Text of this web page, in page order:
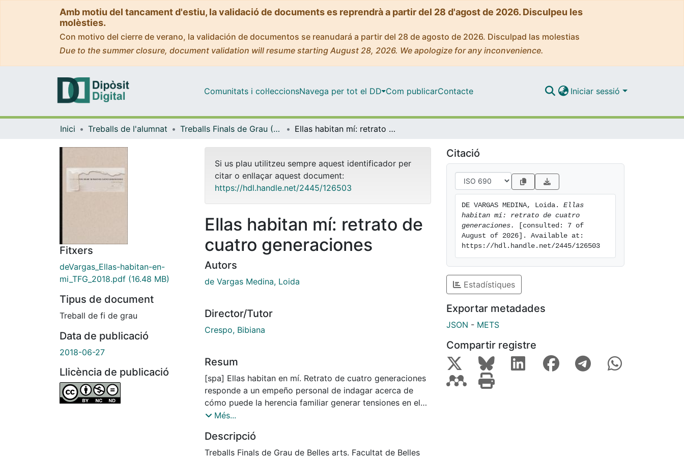
Amb motiu del tancament d'estiu, la validació de documents es reprendrà a partir del 28 d'agost de 2026. Disculpeu les
molèsties.
Con motivo del cierre de verano, la validación de documentos se reanudará a partir del 28 de agosto de 2026. Disculpad las molestias
Due to the summer closure, document validation will resume starting August 28, 2026. We apologize for any inconvenience.
Comunitats i col·leccionsNavega per tot el DD Com publicarContacte Iniciar sessió
Inici Treballs de l'alumnat Treballs Finals de Grau (TFG) - Belles Arts Ellas habitan mí: retrato de cuatro generaciones
Fitxers
deVargas_Ellas-habitan-en-
mi_TFG_2018.pdf (16.48 MB)
Tipus de document
Treball de fi de grau
Data de publicació
2018-06-27
Llicència de publicació
Si us plau utilitzeu sempre aquest identificador per
citar o enllaçar aquest document:
https://hdl.handle.net/2445/126503
Ellas habitan mí: retrato de
cuatro generaciones
Autors
de Vargas Medina, Loida
Director/Tutor
Crespo, Bibiana
Resum
[spa] Ellas habitan en mí. Retrato de cuatro generaciones
responde a un empeño personal de indagar acerca de
cómo puede la herencia familiar generar tensiones en el
proceso de construcción de la propia identidad.
mientras cargamos con la responsabilidad de conservar
en nosotros el legado moral recibido de nuestros
Més...
Descripció
Treballs Finals de Grau de Belles arts. Facultat de Belles
Citació
DE VARGAS MEDINA, Loida. Ellas
habitan mí: retrato de cuatro
generaciones.
[consulted: 7 of
August of 2026]. Available at:
https://hdl.handle.net/2445/126503
Estadístiques
Exportar metadades
JSON - METS
Compartir registre